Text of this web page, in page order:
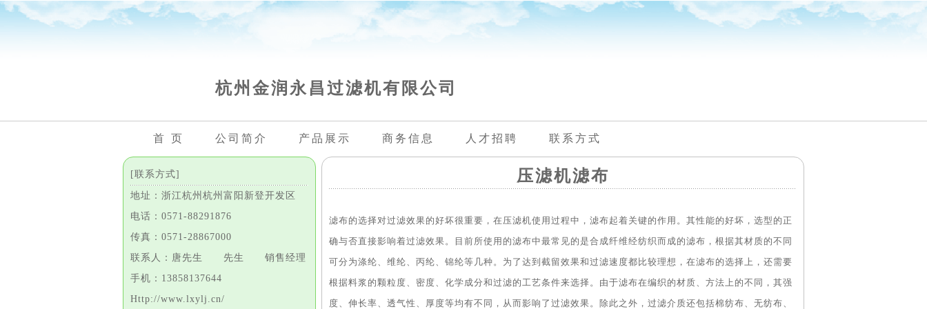
杭州金润永昌过滤机有限公司
首 页 公司简介 产品展示 商务信息 人才招聘 联系方式
[联系方式]
地址：浙江杭州杭州富阳新登开发区
电话：0571-88291876
传真：0571-28867000
联系人：唐先生 先生 销售经理
手机：13858137644
Http://www.lxylj.cn/
压滤机滤布
滤布的选择对过滤效果的好坏很重要，在压滤机使用过程中，滤布起着关键的作用。其性能的好坏，选型的正
确与否直接影响着过滤效果。目前所使用的滤布中最常见的是合成纤维经纺织而成的滤布，根据其材质的不同
可分为涤纶、维纶、丙纶、锦纶等几种。为了达到截留效果和过滤速度都比较理想，在滤布的选择上，还需要
根据料浆的颗粒度、密度、化学成分和过滤的工艺条件来选择。由于滤布在编织的材质、方法上的不同，其强
度、伸长率、透气性、厚度等均有不同，从而影响了过滤效果。除此之外，过滤介质还包括棉纺布、无纺布、